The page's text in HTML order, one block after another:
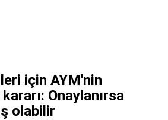
için AYM'nin
Onaylanırsa
olabilir